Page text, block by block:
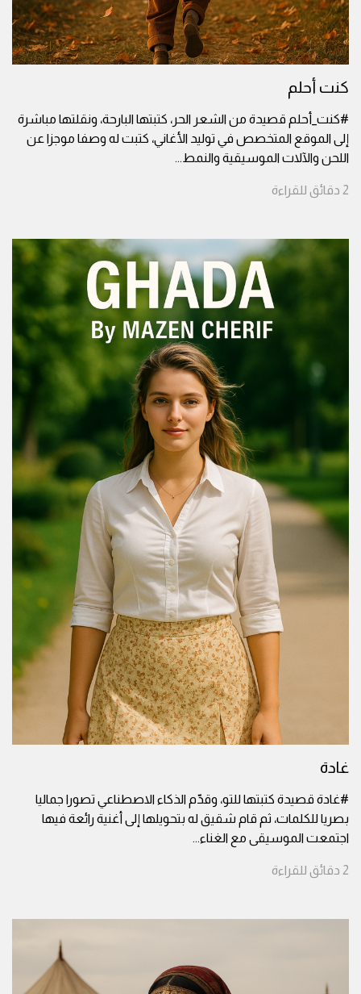
كنت أحلم
#كنت_أحلم قصيدة من الشعر الحر، كتبتها البارحة، ونقلتها مباشرة
إلى الموقع المتخصص في توليد الأغاني، كتبت له وصفا موجزا عن
اللحن والآلات الموسيقية والنمط...
2 دقائق للقراءة
غادة
#غادة قصيدة كتبتها للتو، وقدّم الذكاء الاصطناعي تصورا جماليا
بصريا للكلمات، ثم قام شقيق له بتحويلها إلى أغنية رائعة فيها
اجتمعت الموسيقى مع الغناء...
2 دقائق للقراءة